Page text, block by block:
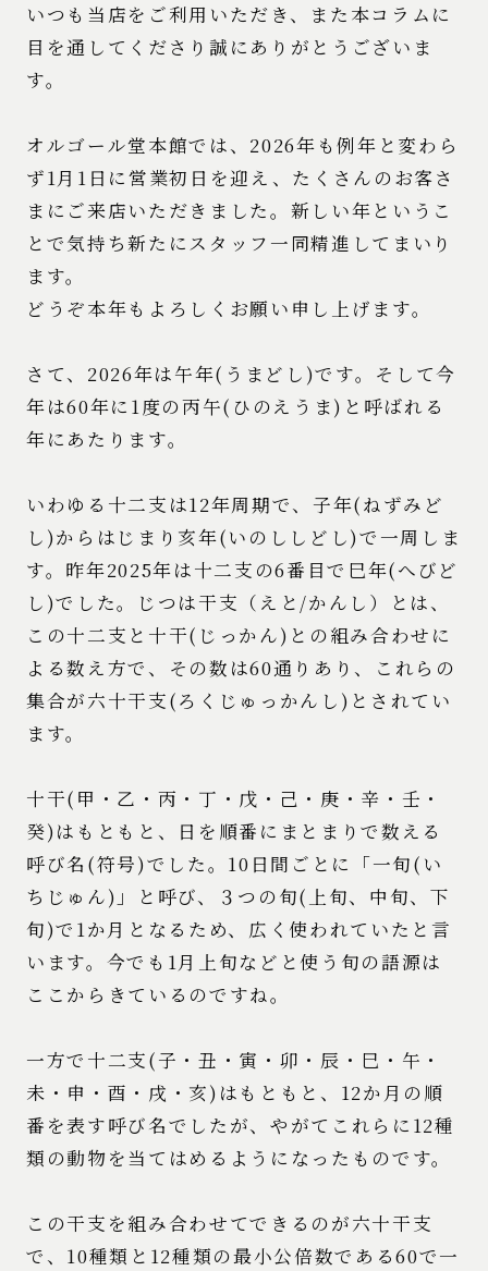
いつも当店をご利用いただき、また本コラムに
目を通してくださり誠にありがとうございま
す。
オルゴール堂本館では、2026年も例年と変わら
ず1月1日に営業初日を迎え、たくさんのお客さ
まにご来店いただきました。新しい年というこ
とで気持ち新たにスタッフ一同精進してまいり
ます。
どうぞ本年もよろしくお願い申し上げます。
さて、2026年は午年(うまどし)です。そして今
年は60年に1度の丙午(ひのえうま)と呼ばれる
年にあたります。
いわゆる十二支は12年周期で、子年(ねずみど
し)からはじまり亥年(いのししどし)で一周しま
す。昨年2025年は十二支の6番目で巳年(へびど
し)でした。じつは干支（えと/かんし）とは、
この十二支と十干(じっかん)との組み合わせに
よる数え方で、その数は60通りあり、これらの
集合が六十干支(ろくじゅっかんし)とされてい
ます。
十干(甲・乙・丙・丁・戊・己・庚・辛・壬・
癸)はもともと、日を順番にまとまりで数える
呼び名(符号)でした。10日間ごとに「一旬(い
ちじゅん)」と呼び、３つの旬(上旬、中旬、下
旬)で1か月となるため、広く使われていたと言
います。今でも1月上旬などと使う旬の語源は
ここからきているのですね。
一方で十二支(子・丑・寅・卯・辰・巳・午・
未・申・酉・戌・亥)はもともと、12か月の順
番を表す呼び名でしたが、やがてこれらに12種
類の動物を当てはめるようになったものです。
この干支を組み合わせてできるのが六十干支
で、10種類と12種類の最小公倍数である60で一